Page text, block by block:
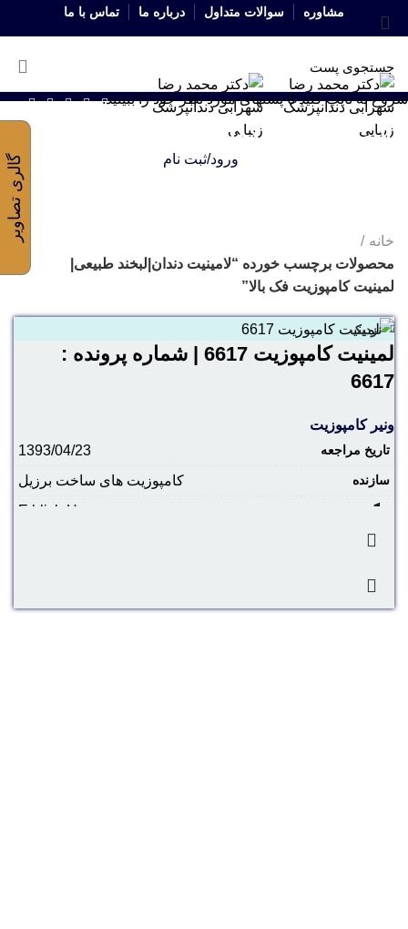
مشاوره سوالات متداول درباره ما تماس با ما
ورود/ثبت نام
لامینیت دندان|لبخند طبیعی|
لمینیت کامپوزیت فک بالا
خانه
محصولات برچسب خورده “لامینیت دندان|لبخند طبیعی|
لمینیت کامپوزیت فک بالا”
نزدیک
لمینیت کامپوزیت 6617 | شماره پرونده :
6617
ونیر کامپوزیت
تاریخ مراجعه 1393/04/23
سازنده کامپوزیت های ساخت برزیل
رنگ E blich H
شروع به تایپ کنید تا پستهای مورد نظر خود را ببینید.
گالری تصاویر